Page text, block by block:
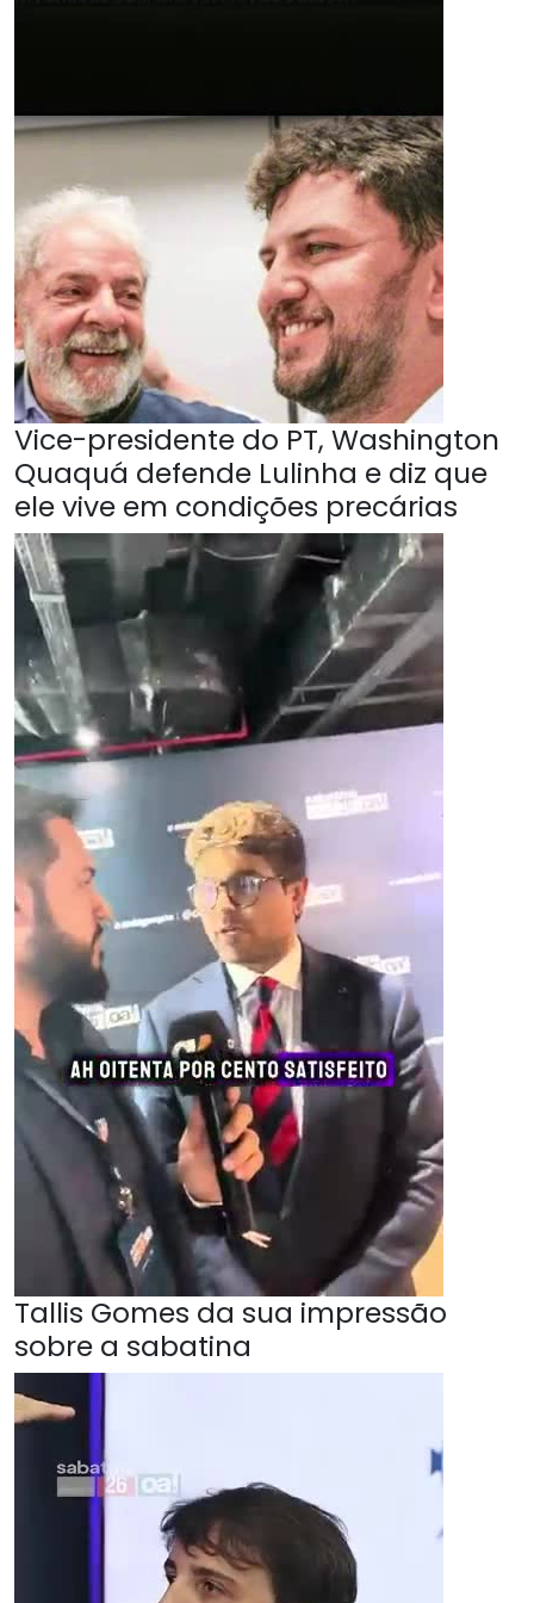
Vice-presidente do PT, Washington
Quaquá defende Lulinha e diz que
ele vive em condições precárias
Tallis Gomes da sua impressão
sobre a sabatina